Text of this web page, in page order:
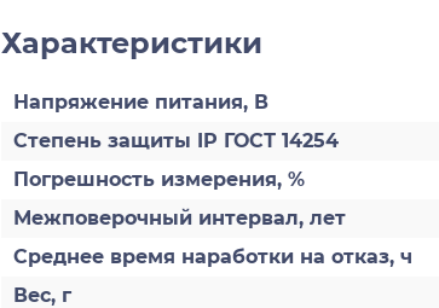
Характеристики
Напряжение питания, В
Степень защиты IP ГОСТ 14254
Погрешность измерения, %
Межповерочный интервал, лет
Среднее время наработки на отказ, ч
Вес, г